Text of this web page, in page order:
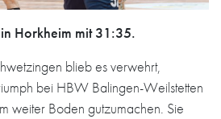
Horkheim mit 31:35.
blieb es verwehrt,
bei HBW Balingen-Weilstetten
weiter Boden gutzumachen. Sie